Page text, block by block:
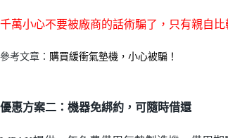
千萬小心不要被廠商的話術騙了，只有親自比
參考文章： 購買緩衝氣墊機，小心被騙！
優惠方案二：機器免綁約，可隨時借還